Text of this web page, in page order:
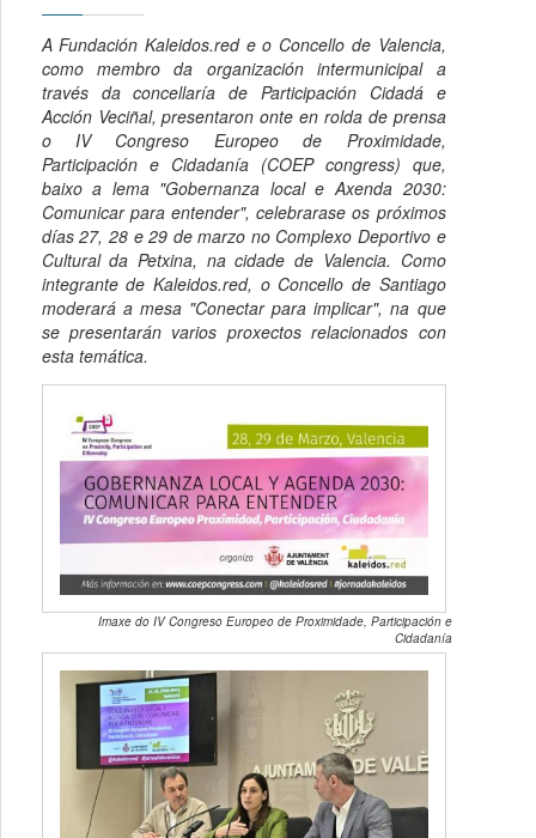
A Fundación Kaleidos.red e o Concello de Valencia,
como membro da organización intermunicipal a
través da concellaría de Participación Cidadá e
Acción Veciñal, presentaron onte en rolda de prensa
o IV Congreso Europeo de Proximidade,
Participación e Cidadanía (COEP congress) que,
baixo a lema "Gobernanza local e Axenda 2030:
Comunicar para entender", celebrarase os próximos
días 27, 28 e 29 de marzo no Complexo Deportivo e
Cultural da Petxina, na cidade de Valencia. Como
integrante de Kaleidos.red, o Concello de Santiago
moderará a mesa "Conectar para implicar", na que
se presentarán varios proxectos relacionados con
esta temática.
Imaxe do IV Congreso Europeo de Proximidade, Participación e
Cidadanía